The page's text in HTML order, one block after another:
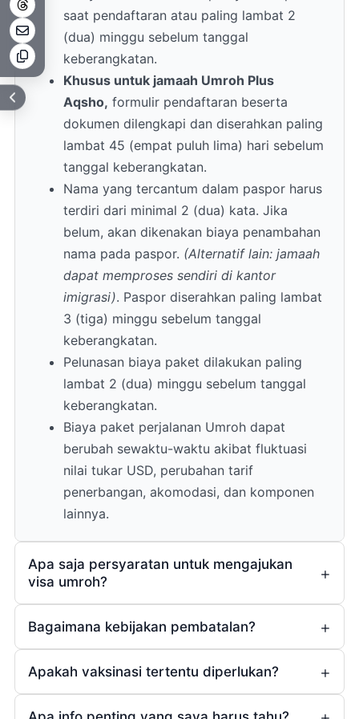
saat pendaftaran atau paling lambat 2
(dua) minggu sebelum tanggal
keberangkatan.
Khusus untuk jamaah Umroh Plus
Aqsho, formulir pendaftaran beserta
dokumen dilengkapi dan diserahkan paling
lambat 45 (empat puluh lima) hari sebelum
tanggal keberangkatan.
Nama yang tercantum dalam paspor harus
terdiri dari minimal 2 (dua) kata. Jika
belum, akan dikenakan biaya penambahan
nama pada paspor. (Alternatif lain: jamaah
dapat memproses sendiri di kantor
imigrasi). Paspor diserahkan paling lambat
3 (tiga) minggu sebelum tanggal
keberangkatan.
Pelunasan biaya paket dilakukan paling
lambat 2 (dua) minggu sebelum tanggal
keberangkatan.
Biaya paket perjalanan Umroh dapat
berubah sewaktu-waktu akibat fluktuasi
nilai tukar USD, perubahan tarif
penerbangan, akomodasi, dan komponen
lainnya.
Apa saja persyaratan untuk mengajukan
visa umroh?
Bagaimana kebijakan pembatalan?
1 (satu)
Apakah vaksinasi tertentu diperlukan?